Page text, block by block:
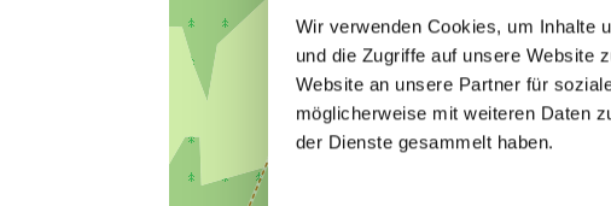
Wir verwenden Cookies, um Inhalte
und die Zugriffe auf unsere Website
Website an unsere Partner für
möglicherweise mit weiteren Daten
der Dienste gesammelt haben.